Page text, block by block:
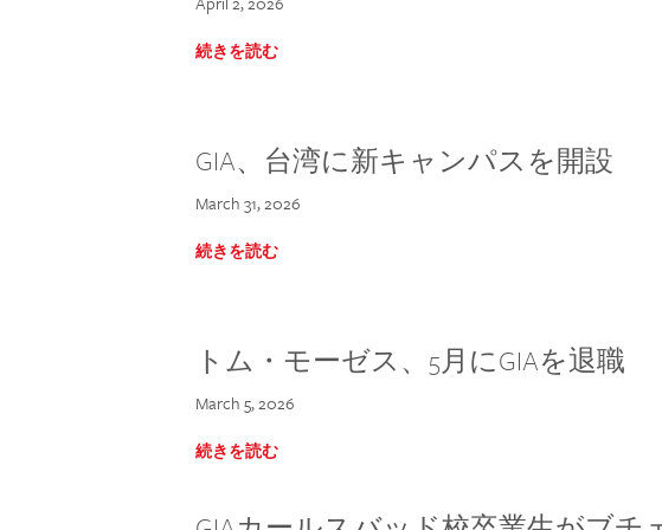
続きを読む
GIA、台湾に新キャンパスを開設
March 31, 2026
続きを読む
トム・モーゼス、5月にGIAを退職
March 5, 2026
続きを読む